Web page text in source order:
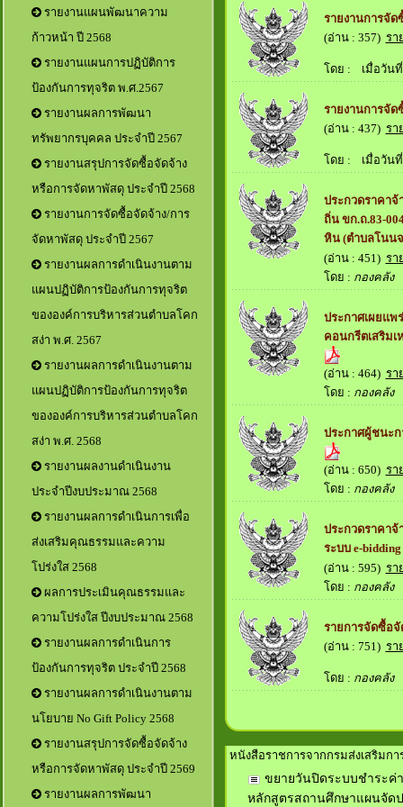
รายงานแผนพัฒนาความ
ก้าวหน้า ปี 2568
รายงานแผนการปฏิบัติการ
ป้องกันการทุจริต พ.ศ.2567
รายงานผลการพัฒนา
ทรัพยากรบุคคล ประจำปี 2567
รายงานสรุปการจัดซื้อจัดจ้าง
หรือการจัดหาพัสดุ ประจำปี 2568
รายงานการจัดซื้อจัดจ้าง/การ
จัดหาพัสดุ ประจำปี 2567
รายงานผลการดำเนินงานตาม
แผนปฏิบัติการป้องกันการทุจริต
ขององค์การบริหารส่วนตำบลโคก
สง่า พ.ศ. 2567
รายงานผลการดำเนินงานตาม
แผนปฏิบัติการป้องกันการทุจริต
ขององค์การบริหารส่วนตำบลโคก
สง่า พ.ศ. 2568
รายงานผลงานดำเนินงาน
ประจำปีงบประมาณ 2568
รายงานผลการดำเนินการเพื่อ
ส่งเสริมคุณธรรมและความ
โปร่งใส 2568
ผลการประเมินคุณธรรมและ
ความโปร่งใส ปีงบประมาณ 2568
รายงานผลการดำเนินการ
ป้องกันการทุจริต ประจำปี 2568
รายงานผลการดำเนินงานตาม
นโยบาย No Gift Policy 2568
รายงานสรุปการจัดซื้อจัดจ้าง
หรือการจัดหาพัสดุ ประจำปี 2569
รายงานผลการพัฒนา
รายงานการจัด
(อ่าน : 357) รา
โดย : เมื่อวัน
รายงานการจัด
(อ่าน : 437) รา
โดย : เมื่อวัน
ประกวดราคาจ้
ถิ่น ขก.ถ.83-
หิน (ตำบลโนน
(อ่าน : 451) รา
โดย : กองคลัง
ประกาศเผยแพ
คอนกรีตเสริม
(อ่าน : 464) รา
โดย : กองคลัง
ประกาศผู้ชนะ
(อ่าน : 650) รา
โดย : กองคลัง
ประกวดราคาจ้
ระบบ e-
(อ่าน : 595) รา
โดย : กองคลัง
รายการจัดซื้อ
(อ่าน : 751) รา
โดย : กองคลัง
หนังสือราชการจากกรมส่งเสริมก
ขยายวันปิดระบบชำระค่
หลักสูตรสถานศึกษาแผนจัด